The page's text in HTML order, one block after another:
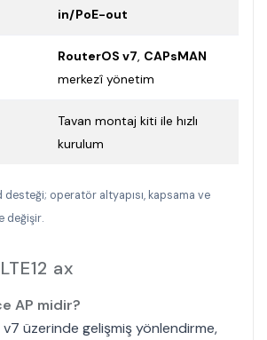
in/PoE-out
RouterOS v7, CAPsMAN
merkezî yönetim
Tavan montaj kiti ile hızlı
kurulum
desteği; operatör altyapısı, kapsama ve
değişir.
ax
AP midir?
v7 üzerinde gelişmiş yönlendirme,